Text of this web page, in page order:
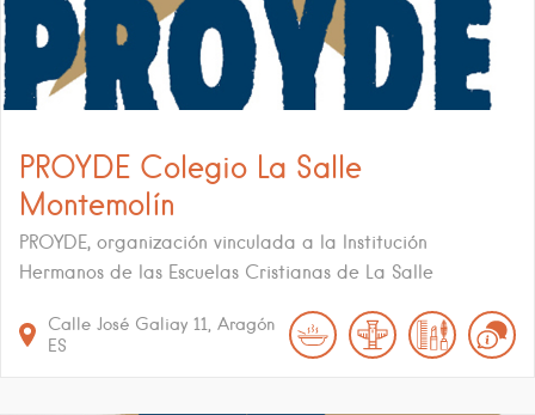
PROYDE Colegio La Salle
Montemolín
PROYDE, organización vinculada a la Institución
Hermanos de las Escuelas Cristianas de La Salle
Calle José Galiay 11 Aragón
ES